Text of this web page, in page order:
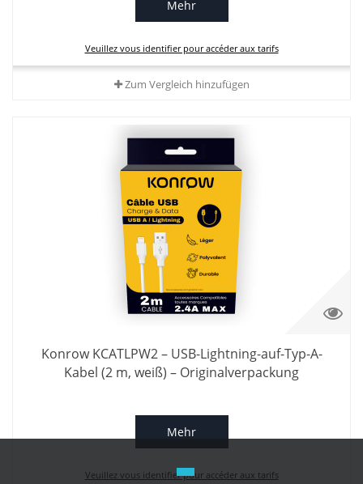
Mehr
Veuillez vous identifier pour accéder aux tarifs
Zum Vergleich hinzufügen
Konrow KCATLPW2 – USB-Lightning-auf-Typ-A-
Kabel (2 m, weiß) – Originalverpackung
Mehr
Veuillez vous identifier pour accéder aux tarifs